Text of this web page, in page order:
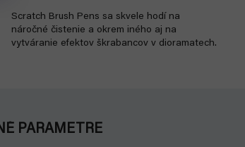
Scratch Brush Pens sa skvele hodí na
náročné čistenie a okrem iného aj na
vytváranie efektov škrabancov v dioramatech.
PARAMETRE